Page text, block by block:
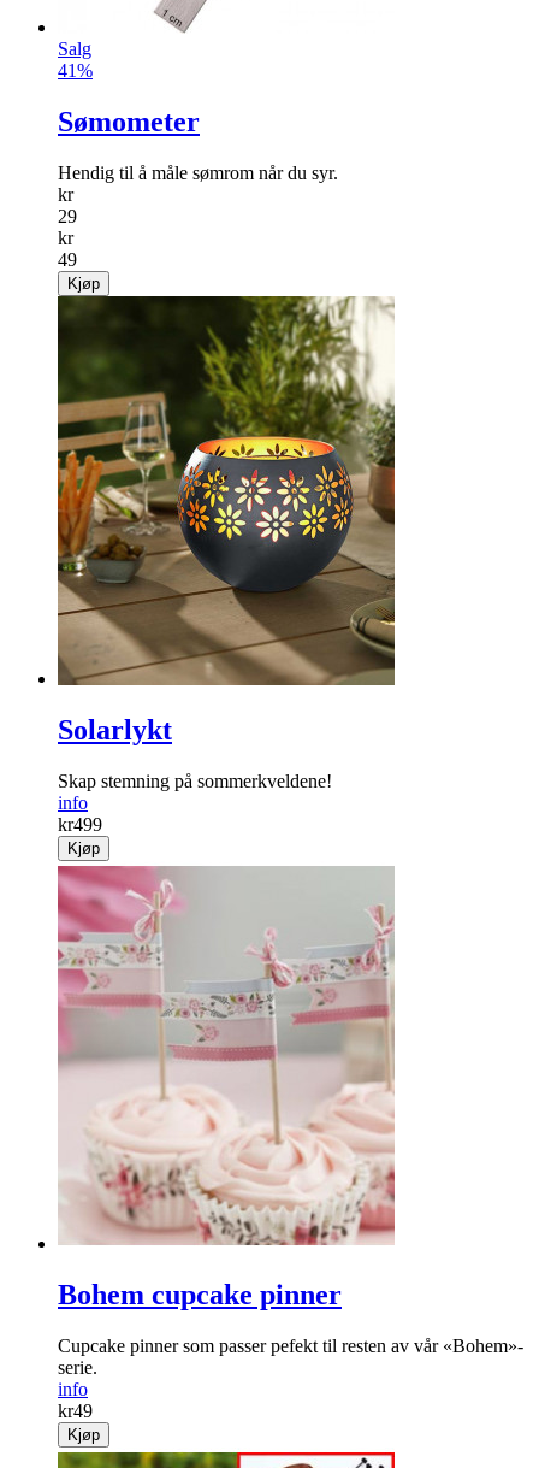
Salg
41%
Sømometer
Hendig til å måle sømrom når du syr.
kr
29
kr
49
Kjøp
Solarlykt
Skap stemning på sommerkveldene!
info
kr499
Kjøp
Bohem cupcake pinner
Cupcake pinner som passer pefekt til resten av vår «Bohem»-
serie.
info
kr49
Kjøp